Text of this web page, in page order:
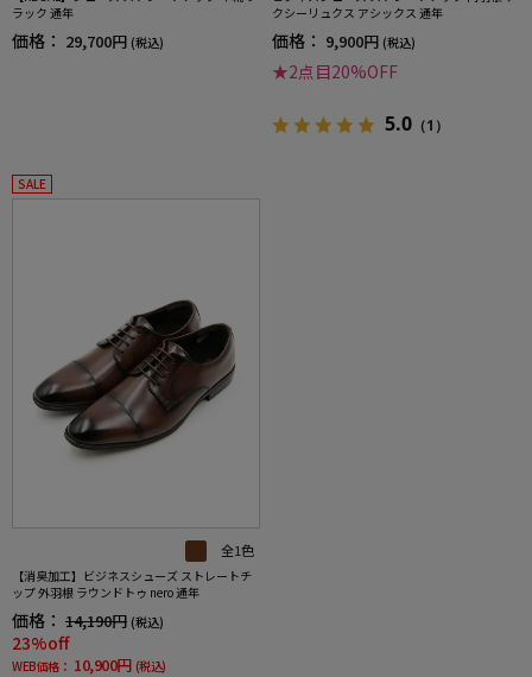
ラック 通年
価格： 29,700円 (税込)
クシーリュクス アシックス 通年
価格： 9,900円 (税込)
★2点目20%OFF
5.0 （1）
SALE
全1色
【消臭加工】ビジネスシューズ ストレートチ
ップ 外羽根 ラウンドトゥ nero 通年
価格： 14,190円 (税込)
23%off
WEB価格： 10,900円 (税込)